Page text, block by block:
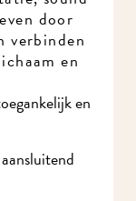
door
verbinden
en
en